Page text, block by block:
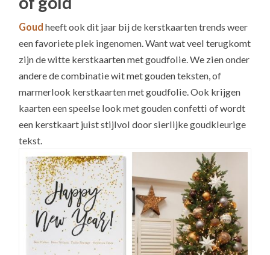
Goud heeft ook dit jaar bij de kerstkaarten trends weer
een favoriete plek ingenomen. Want wat veel terugkomt
zijn de witte kerstkaarten met goudfolie. We zien onder
andere de combinatie wit met gouden teksten, of
marmerlook kerstkaarten met goudfolie. Ook krijgen
kaarten een speelse look met gouden confetti of wordt
een kerstkaart juist stijlvol door sierlijke goudkleurige
tekst.